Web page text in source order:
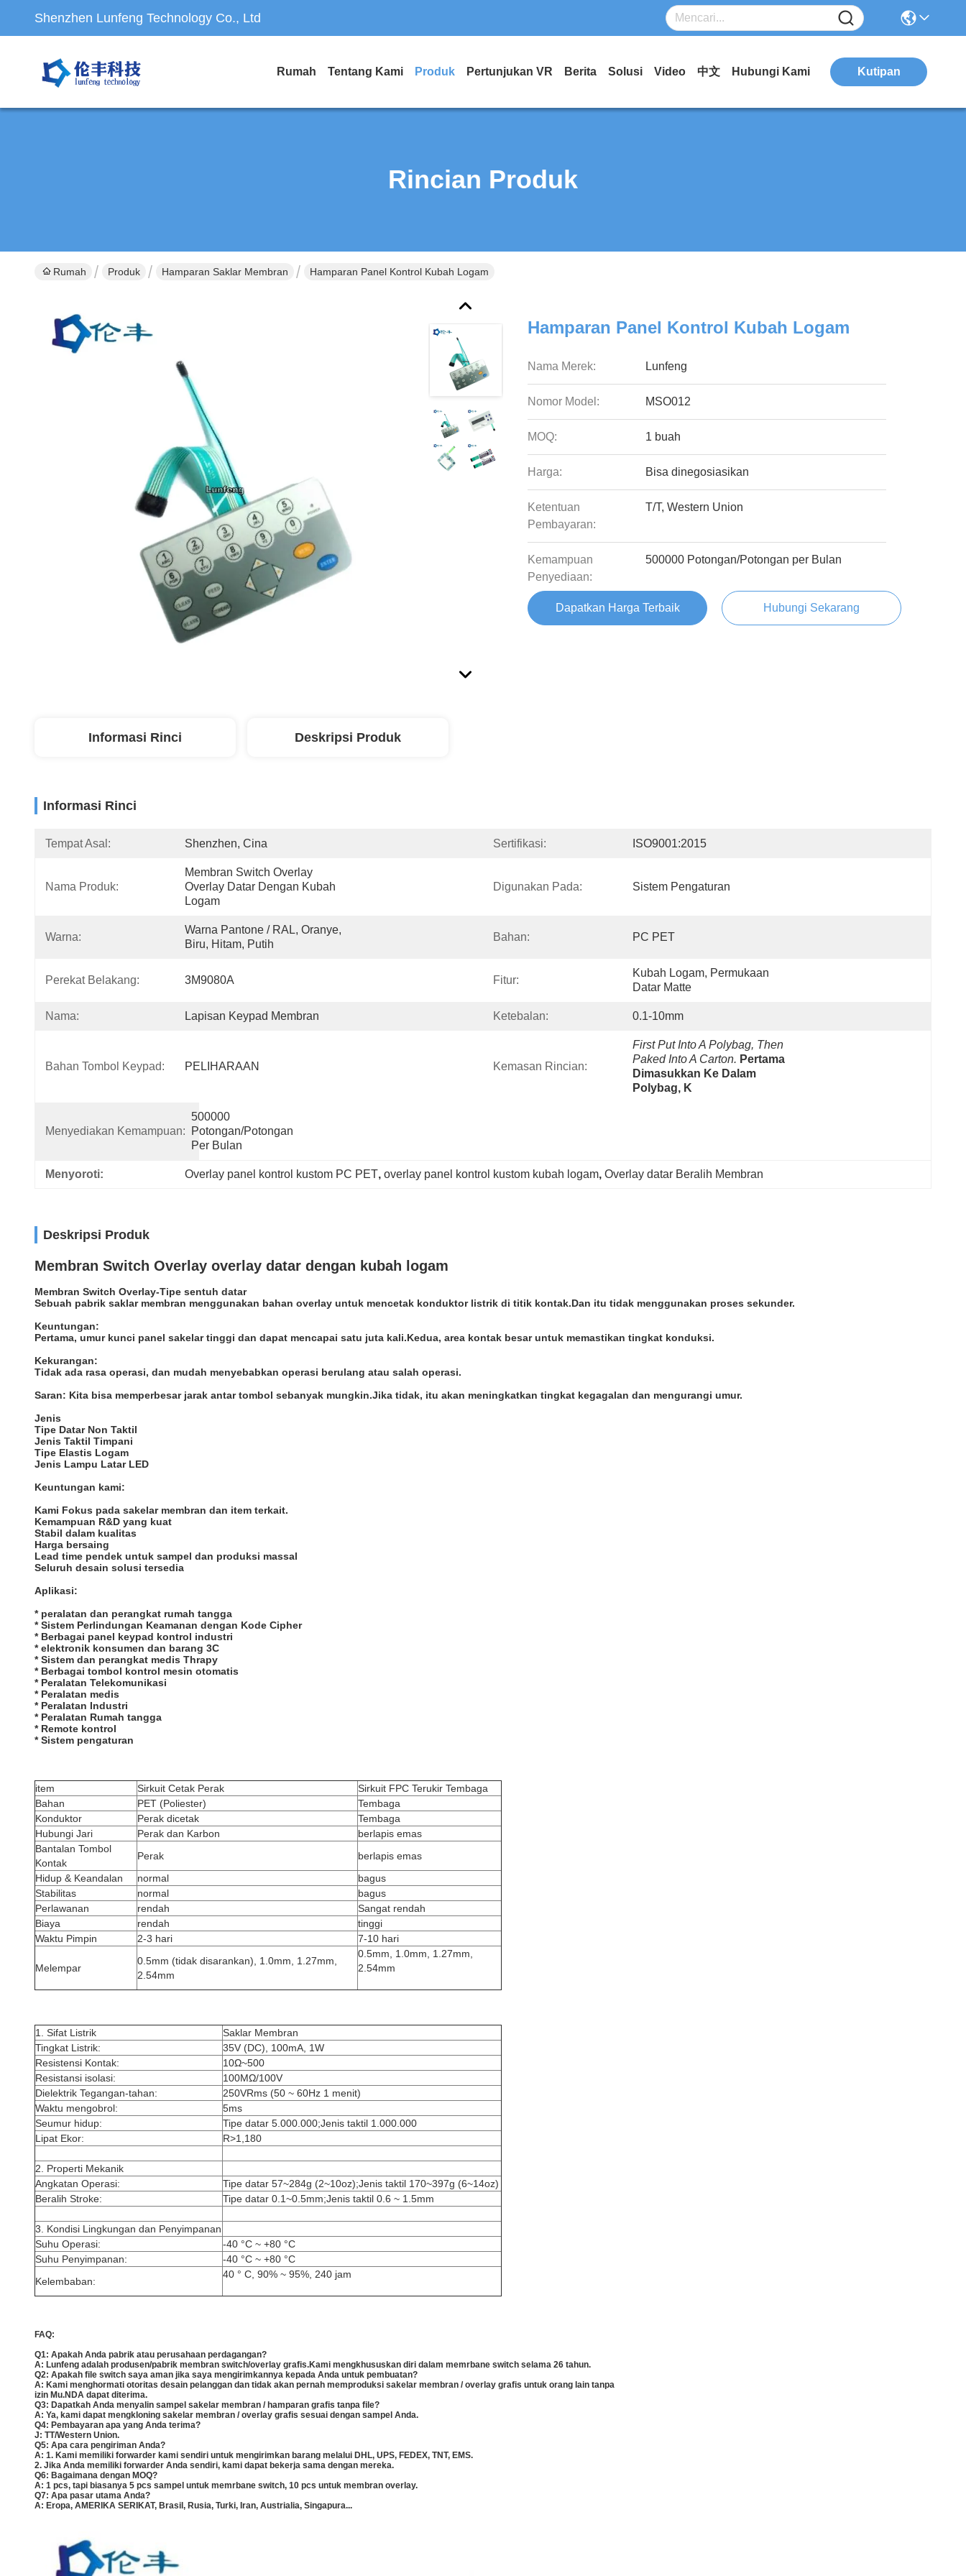
Shenzhen Lunfeng Technology Co., Ltd
Rumah Tentang Kami Produk Pertunjukan VR Berita Solusi Video 中文 Hubungi Kami Kutipan
Rincian Produk
Rumah Produk Hamparan Saklar Membran Hamparan Panel Kontrol Kubah Logam
Hamparan Panel Kontrol Kubah Logam
Nama Merek: Lunfeng
Nomor Model: MSO012
MOQ: 1 buah
Harga: Bisa dinegosiasikan
Ketentuan
Pembayaran:
T/T, Western Union
Kemampuan
Penyediaan:
500000 Potongan/Potongan per Bulan
Dapatkan Harga Terbaik Hubungi Sekarang
Informasi Rinci Deskripsi Produk
Informasi Rinci
Tempat Asal: Shenzhen, Cina Sertifikasi: ISO9001:2015
Nama Produk:
Membran Switch Overlay
Overlay Datar Dengan Kubah
Logam
Digunakan Pada: Sistem Pengaturan
Warna:
Warna Pantone / RAL, Oranye,
Biru, Hitam, Putih
Bahan: PC PET
Perekat Belakang: 3M9080A Fitur:
Kubah Logam, Permukaan
Datar Matte
Nama: Lapisan Keypad Membran Ketebalan: 0.1-10mm
Bahan Tombol Keypad: PELIHARAAN Kemasan Rincian:
First Put Into A Polybag, Then
Paked Into A Carton. Pertama
Dimasukkan Ke Dalam
Polybag, K
Menyediakan Kemampuan:
500000
Potongan/Potongan
Per Bulan
Menyoroti: Overlay panel kontrol kustom PC PET, overlay panel kontrol kustom kubah logam, Overlay datar Beralih Membran
Deskripsi Produk
Membran Switch Overlay overlay datar dengan kubah logam
Membran Switch Overlay-Tipe sentuh datar
Sebuah pabrik saklar membran menggunakan bahan overlay untuk mencetak konduktor listrik di titik kontak.Dan itu tidak menggunakan proses sekunder.
Keuntungan:
Pertama, umur kunci panel sakelar tinggi dan dapat mencapai satu juta kali.Kedua, area kontak besar untuk memastikan tingkat konduksi.
Kekurangan:
Tidak ada rasa operasi, dan mudah menyebabkan operasi berulang atau salah operasi.
Saran: Kita bisa memperbesar jarak antar tombol sebanyak mungkin.Jika tidak, itu akan meningkatkan tingkat kegagalan dan mengurangi umur.
Jenis
Tipe Datar Non Taktil
Jenis Taktil Timpani
Tipe Elastis Logam
Jenis Lampu Latar LED
Keuntungan kami:
Kami Fokus pada sakelar membran dan item terkait.
Kemampuan R&D yang kuat
Stabil dalam kualitas
Harga bersaing
Lead time pendek untuk sampel dan produksi massal
Seluruh desain solusi tersedia
Aplikasi:
* peralatan dan perangkat rumah tangga
* Sistem Perlindungan Keamanan dengan Kode Cipher
* Berbagai panel keypad kontrol industri
* elektronik konsumen dan barang 3C
* Sistem dan perangkat medis Thrapy
* Berbagai tombol kontrol mesin otomatis
* Peralatan Telekomunikasi
* Peralatan medis
* Peralatan Industri
* Peralatan Rumah tangga
* Remote kontrol
* Sistem pengaturan
item Sirkuit Cetak Perak
Sirkuit FPC Terukir Tembaga
Bahan
PET (Poliester)
Tembaga
Konduktor
Perak dicetak
Tembaga
Hubungi Jari
Perak dan Karbon
berlapis emas
Bantalan Tombol
Kontak
Perak
berlapis emas
Hidup & Keandalan
normal
bagus
Stabilitas
normal
bagus
Perlawanan
rendah
Sangat rendah
Biaya
rendah
tinggi
Waktu Pimpin
2-3 hari 7-10 hari
Melempar
0.5mm (tidak disarankan), 1.0mm, 1.27mm,
2.54mm
0.5mm, 1.0mm, 1.27mm,
2.54mm
1. Sifat Listrik
Saklar Membran
Tingkat Listrik:
35V (DC), 100mA, 1W
Resistensi Kontak:
10Ω~500
Resistansi isolasi:
100MΩ/100V
Dielektrik Tegangan-tahan:
250VRms (50 ~ 60Hz 1 menit)
Waktu mengobrol:
5ms
Seumur hidup:
Tipe datar 5.000.000;Jenis taktil 1.000.000
Lipat Ekor:
R>1,180
2. Properti Mekanik
Angkatan Operasi:
Tipe datar 57~284g (2~10oz);Jenis taktil 170~397g (6~14oz)
Beralih Stroke:
Tipe datar 0.1~0.5mm;Jenis taktil 0.6 ~ 1.5mm
3. Kondisi Lingkungan dan Penyimpanan
Suhu Operasi:
-40 °C ~ +80 °C
Suhu Penyimpanan:
-40 °C ~ +80 °C
Kelembaban:
40 ° C, 90% ~ 95%, 240 jam
FAQ:
Q1: Apakah Anda pabrik atau perusahaan perdagangan?
A: Lunfeng adalah produsen/pabrik membran switch/overlay grafis.Kami mengkhususkan diri dalam memrbane switch selama 26 tahun.
Q2: Apakah file switch saya aman jika saya mengirimkannya kepada Anda untuk pembuatan?
A: Kami menghormati otoritas desain pelanggan dan tidak akan pernah memproduksi sakelar membran / overlay grafis untuk orang lain tanpa
izin Mu.NDA dapat diterima.
Q3: Dapatkah Anda menyalin sampel sakelar membran / hamparan grafis tanpa file?
A: Ya, kami dapat mengkloning sakelar membran / overlay grafis sesuai dengan sampel Anda.
Q4: Pembayaran apa yang Anda terima?
J: TT/Western Union.
Q5: Apa cara pengiriman Anda?
A: 1. Kami memiliki forwarder kami sendiri untuk mengirimkan barang melalui DHL, UPS, FEDEX, TNT, EMS.
2. Jika Anda memiliki forwarder Anda sendiri, kami dapat bekerja sama dengan mereka.
Q6: Bagaimana dengan MOQ?
A: 1 pcs, tapi biasanya 5 pcs sampel untuk memrbane switch, 10 pcs untuk membran overlay.
Q7: Apa pasar utama Anda?
A: Eropa, AMERIKA SERIKAT, Brasil, Rusia, Turki, Iran, Austrialia, Singapura...